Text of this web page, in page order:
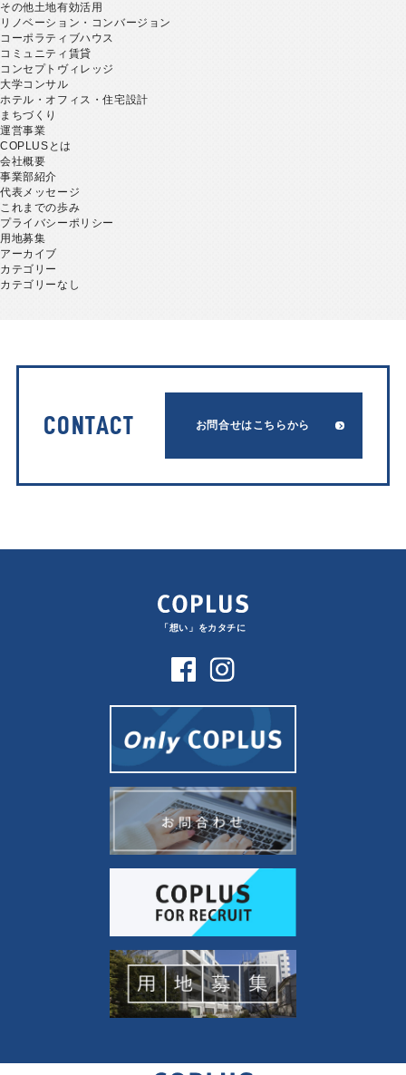
その他土地有効活用
リノベーション・コンバージョン
コーポラティブハウス
コミュニティ賃貸
コンセプトヴィレッジ
大学コンサル
ホテル・オフィス・住宅設計
まちづくり
運営事業
COPLUSとは
会社概要
事業部紹介
代表メッセージ
これまでの歩み
プライバシーポリシー
用地募集
アーカイブ
カテゴリー
カテゴリーなし
CONTACT お問合せはこちらから
「想い」をカタチに